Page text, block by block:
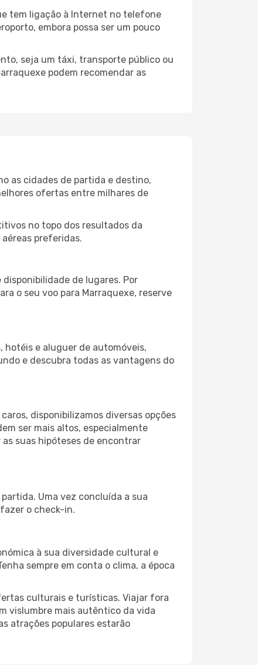
tem ligação à Internet no telefone
embora possa ser um pouco
seja um táxi, transporte público ou
podem recomendar as
as cidades de partida e destino,
ofertas entre milhares de
no topo dos resultados da
preferidas.
de lugares. Por
o seu voo para Marraquexe, reserve
hotéis e aluguer de automóveis,
e descubra todas as vantagens do
disponibilizamos diversas opções
ser mais altos, especialmente
suas hipóteses de encontrar
Uma vez concluída a sua
o check-in.
à sua diversidade cultural e
sempre em conta o clima, a época
culturais e turísticas. Viajar fora
vislumbre mais autêntico da vida
atrações populares estarão